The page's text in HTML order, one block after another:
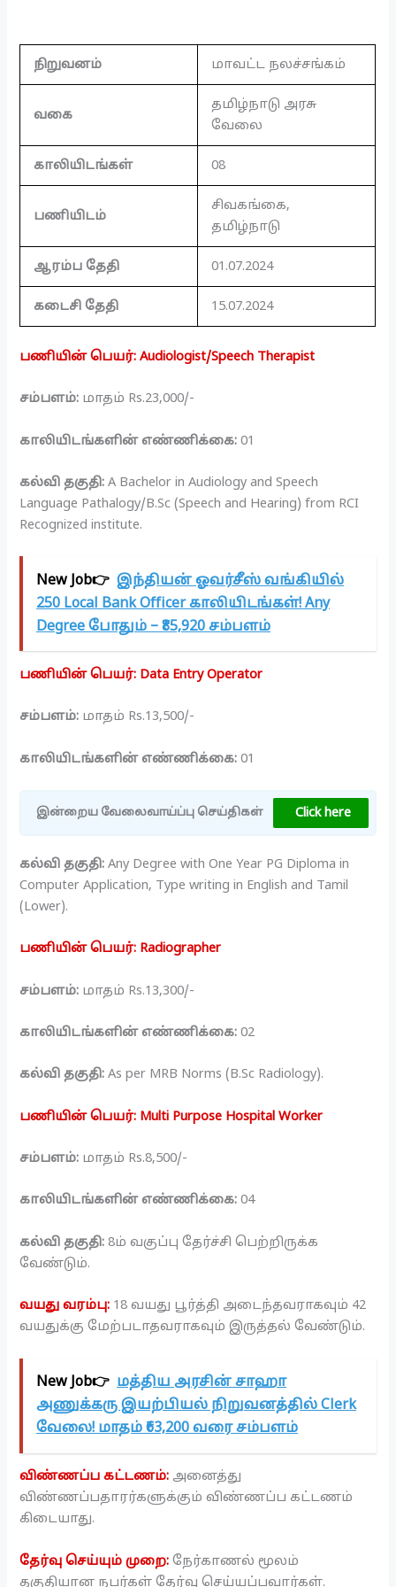
நிறுவனம் மாவட்ட நலச்சங்கம்
வகை
தமிழ்நாடு அரசு
வேலை
காலியிடங்கள் 08
பணியிடம்
சிவகங்கை,
தமிழ்நாடு
ஆரம்ப தேதி 01.07.2024
கடைசி தேதி 15.07.2024
பணியின் பெயர்: Audiologist/Speech Therapist
சம்பளம்: மாதம் Rs.23,000/-
காலியிடங்களின் எண்ணிக்கை: 01
கல்வி தகுதி:A Bachelor in Audiology and Speech
Language Pathalogy/B.Sc (Speech and Hearing) from RCI
Recognized institute.
New Job👉 இந்தியன் ஓவர்சீஸ் வங்கியில்
250 Local Bank Officer காலியிடங்கள்! Any
Degree போதும் – ₹85,920 சம்பளம்
பணியின் பெயர்: Data Entry Operator
சம்பளம்: மாதம் Rs.13,500/-
காலியிடங்களின் எண்ணிக்கை: 01
இன்றைய வேலைவாய்ப்பு செய்திகள் Click here
கல்வி தகுதி: Any Degree with One Year PG Diploma in
Computer Application, Type writing in English and Tamil
(Lower).
பணியின் பெயர்: Radiographer
சம்பளம்: மாதம் Rs.13,300/-
காலியிடங்களின் எண்ணிக்கை: 02
கல்வி தகுதி: As per MRB Norms (B.Sc Radiology).
பணியின் பெயர்: Multi Purpose Hospital Worker
சம்பளம்: மாதம் Rs.8,500/-
காலியிடங்களின் எண்ணிக்கை: 04
கல்வி தகுதி:8ம் வகுப்பு தேர்ச்சி பெற்றிருக்க
வேண்டும்.
வயது வரம்பு: 18 வயது பூர்த்தி அடைந்தவராகவும் 42
வயதுக்கு மேற்படாதவராகவும் இருத்தல் வேண்டும்.
New Job👉 மத்திய அரசின் சாஹா
அணுக்கரு இயற்பியல் நிறுவனத்தில் Clerk
வேலை! மாதம் ₹63,200 வரை சம்பளம்
விண்ணப்ப கட்டணம்: அனைத்து
விண்ணப்பதாரர்களுக்கும் விண்ணப்ப கட்டணம்
கிடையாது.
தேர்வு செய்யும் முறை: நேர்காணல் மூலம்
தகுதியான நபர்கள் தேர்வு செய்யப்பவார்கள்.